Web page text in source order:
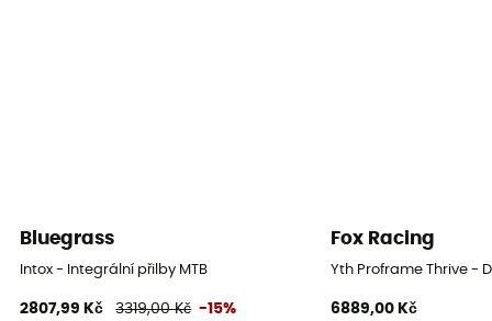
Bluegrass
Intox - Integrální přilby MTB
2807,99 Kč 3319,00 Kč -15%
Fox Racing
Yth Proframe Thrive -
6889,00 Kč